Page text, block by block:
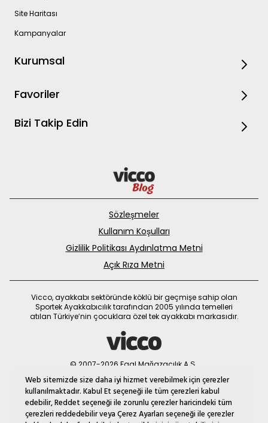
Web sitemizde size daha iyi hizmet verebilmek için çerezler
kullanılmaktadır. Kabul Et seçeneği ile tüm çerezleri kabul
edebilir, Reddet seçeneği ile zorunlu çerezler haricindeki tüm
çerezleri reddedebilir veya Çerez Ayarları seçeneği ile çerezler
Site Haritası
Kampanyalar
Kurumsal
Favoriler
Bizi Takip Edin
Sözleşmeler
Kullanım Koşulları
Gizlilik Politikası Aydınlatma Metni
Açık Rıza Metni
Vicco, ayakkabı sektöründe köklü bir geçmişe sahip olan
Sportek Ayakkabıcılık tarafından 2005 yılında temelleri
atılan Türkiye’nin çocuklara özel tek ayakkabı markasıdır.
© 2007-2026 Faal Mağazacılık A.Ş.
MNM